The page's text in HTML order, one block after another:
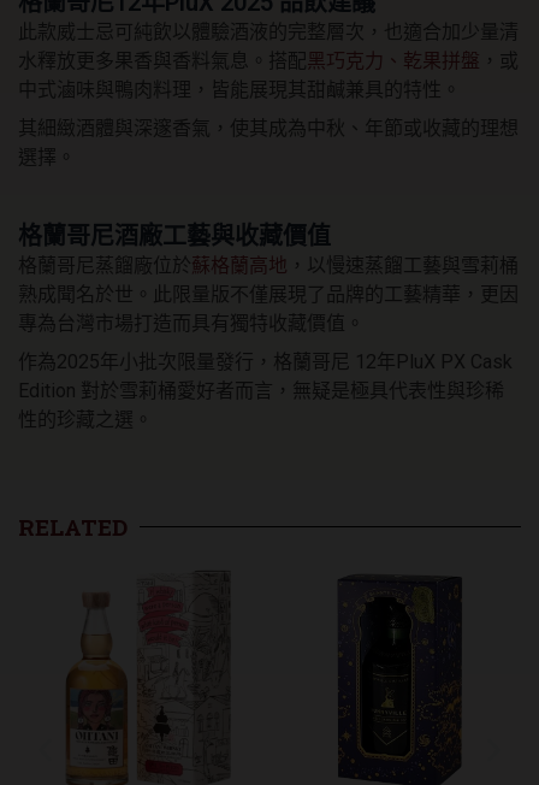
此款威士忌可純飲以體驗酒液的完整層次，也適合加少量清
水釋放更多果香與香料氣息。搭配黑巧克力、乾果拼盤 ，或
中式滷味與鴨肉料理，皆能展現其甜鹹兼具的特性。
其細緻酒體與深邃香氣，使其成為中秋、年節或收藏的理想
選擇。
格蘭哥尼酒廠工藝與收藏價值
格蘭哥尼蒸餾廠位於蘇格蘭高地 ，以慢速蒸餾工藝與雪莉桶
熟成聞名於世。此限量版不僅展現了品牌的工藝精華，更因
專為台灣市場打造而具有獨特收藏價值。
作為2025年小批次限量發行，格蘭哥尼 12年PluX PX Cask
Edition 對於雪莉桶愛好者而言，無疑是極具代表性與珍稀
性的珍藏之選。
RELATED